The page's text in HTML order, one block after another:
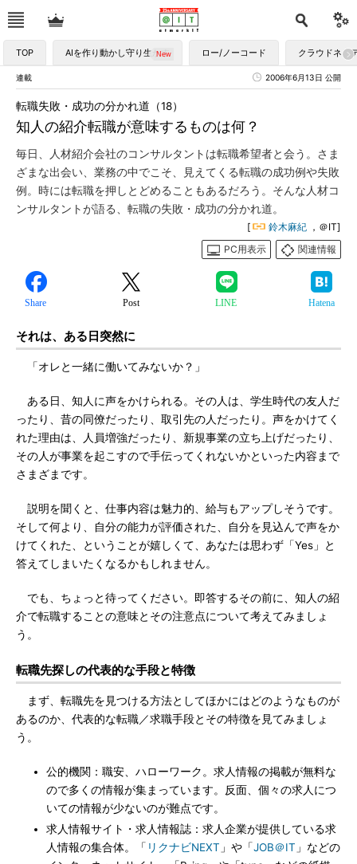
TOP AIを作り動かし守り生かす ロー/ノーコード クラウドネイ
連載 2006年6月13日 公開
知人の紹介転職が意味するものは何？
転職失敗・成功の分かれ道（18）
毎日、人材紹介会社のコンサルタントは転職希望者と会う。さま
ざまな出会い、業務の中でこそ、見えてくる転職の成功例や失敗
例。時には転職を押しとどめることもあるだろう。そんな人材コ
ンサルタントが語る、転職の失敗・成功の分かれ道。
[ 鈴木麻紀 ，＠IT]
PC用表示
関連情報
Share Post LINE Hatena
それは、ある日突然に
「オレと一緒に働いてみないか？」
ある日、知人に声をかけられる。その人は、学生時代の友人だ
ったり、昔の同僚だったり、取引先の人だったり。声をかけてく
れた理由は、人員増強だったり、新規事業の立ち上げだったり、
その人が事業を起こすので手伝ってくれないかといった内容まで
さまざまです。
説明を聞くと、仕事内容は魅力的、給与もアップしそうです。
そして何より、自分の能力が評価された、自分を見込んで声をか
けてくれた、ということが嬉しくて、あなたは思わず「Yes」と
答えてしまいたくなるかもしれません。
でも、ちょっと待ってください。即答するその前に、知人の紹
介で転職することの意味とその注意点について考えてみましょ
う。
転職先探しの代表的な手段と特徴
まず、転職先を見つける方法としてほかにはどのようなものが
あるのか、代表的な転職／求職手段とその特徴を見てみましょ
う。
公的機関：職安、ハローワーク。求人情報の掲載が無料な
ので多くの情報が集まっています。反面、個々の求人につ
いての情報が少ないのが難点です。
求人情報サイト・求人情報誌：求人企業が提供している求
人情報の集合体。「 リクナビNEXT 」や「JOB＠IT 」などの